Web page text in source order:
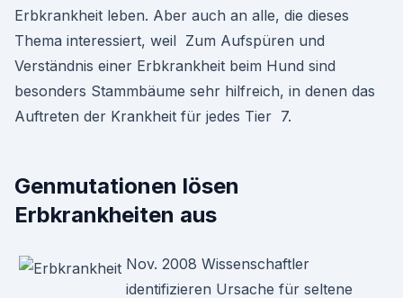
Erbkrankheit leben. Aber auch an alle, die dieses
Thema interessiert, weil Zum Aufspüren und
Verständnis einer Erbkrankheit beim Hund sind
besonders Stammbäume sehr hilfreich, in denen das
Auftreten der Krankheit für jedes Tier 7.
Genmutationen lösen
Erbkrankheiten aus
Nov. 2008 Wissenschaftler
identifizieren Ursache für seltene